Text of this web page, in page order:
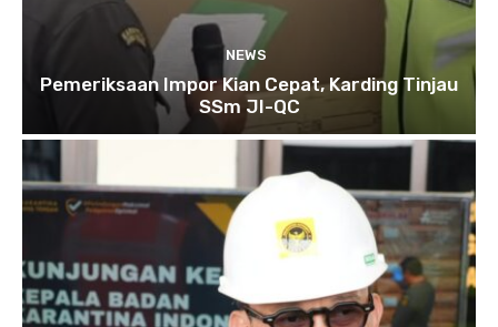
NEWS
Pemeriksaan Impor Kian Cepat, Karding Tinjau
SSm JI-QC